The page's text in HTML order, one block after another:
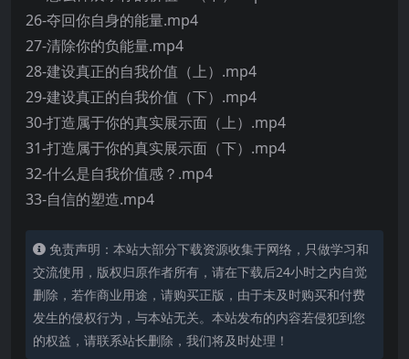
26-夺回你自身的能量.mp4
27-清除你的负能量.mp4
28-建设真正的自我价值（上）.mp4
29-建设真正的自我价值（下）.mp4
30-打造属于你的真实展示面（上）.mp4
31-打造属于你的真实展示面（下）.mp4
32-什么是自我价值感？.mp4
33-自信的塑造.mp4
免责声明：本站大部分下载资源收集于网络，只做学习和
交流使用，版权归原作者所有，请在下载后24小时之内自觉
删除，若作商业用途，请购买正版，由于未及时购买和付费
发生的侵权行为，与本站无关。本站发布的内容若侵犯到您
的权益，请联系站长删除，我们将及时处理！